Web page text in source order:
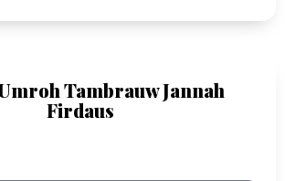
Tambrauw Jannah
Firdaus